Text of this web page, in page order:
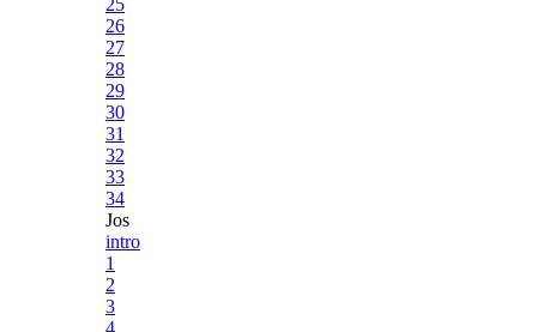
26
27
28
29
30
31
32
33
34
Jos
intro
1
2
3
4